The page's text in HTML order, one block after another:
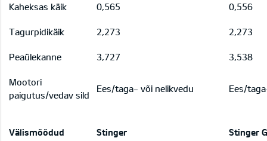
Kaheksas käik 0,565 0,556
Tagurpidikäik 2,273 2,273
Peaülekanne 3,727 3,538
Mootori
paigutus/vedav sild
Ees/taga- või nelikvedu Ees/
Välismõõdud Stinger Stinger